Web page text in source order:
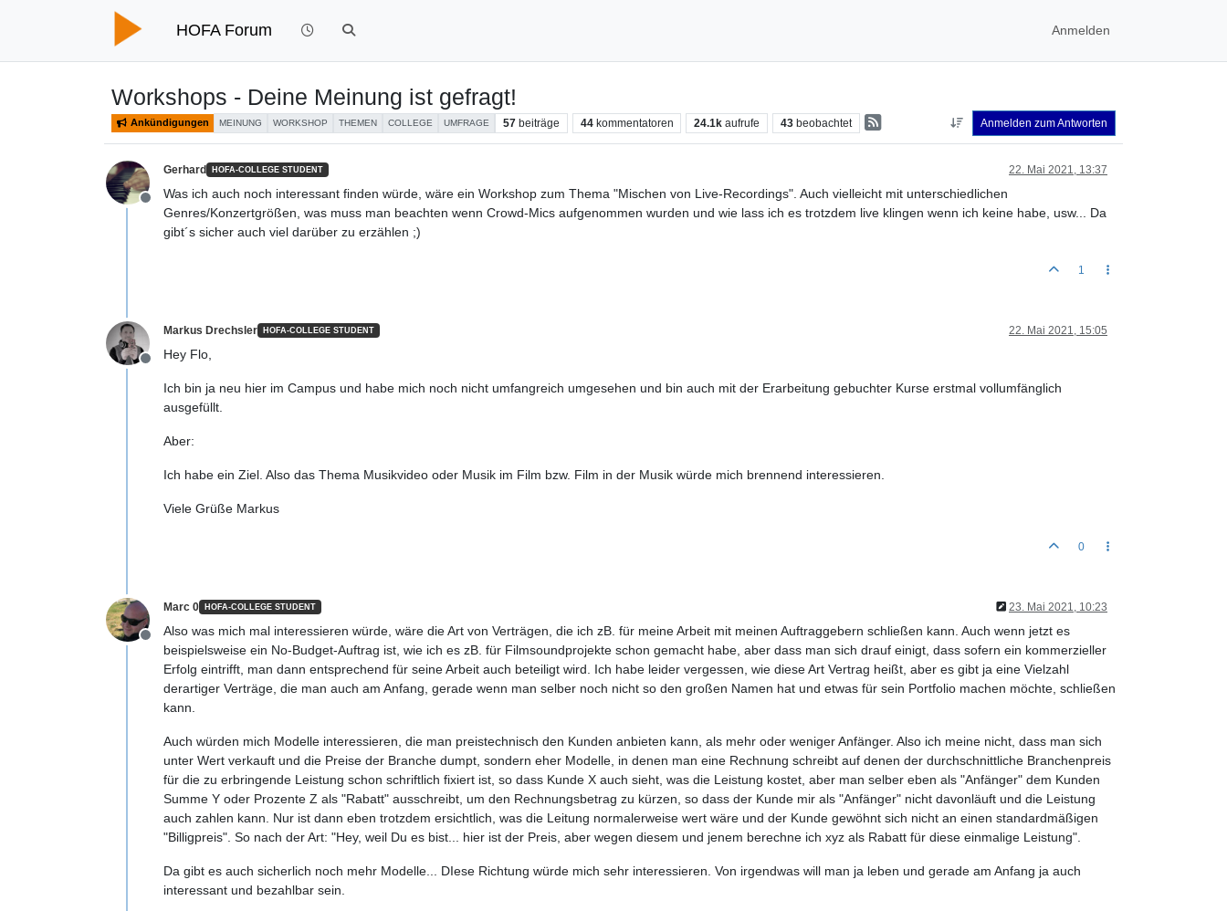
HOFA Forum Anmelden
Workshops - Deine Meinung ist gefragt!
Ankündigungen MEINUNG WORKSHOP THEMEN COLLEGE UMFRAGE 57 beiträge 44 kommentatoren 24.1k aufrufe 43 beobachtet Anmelden zum Antworten
Offline
Gerhard HOFA-COLLEGE STUDENT 22. Mai 2021, 13:37
Was ich auch noch interessant finden würde, wäre ein Workshop zum Thema "Mischen von Live-Recordings". Auch vielleicht mit unterschiedlichen
Genres/Konzertgrößen, was muss man beachten wenn Crowd-Mics aufgenommen wurden und wie lass ich es trotzdem live klingen wenn ich keine habe, usw... Da
gibt´s sicher auch viel darüber zu erzählen ;)
1
Offline
Markus Drechsler HOFA-COLLEGE STUDENT 22. Mai 2021, 15:05
Hey Flo,
Ich bin ja neu hier im Campus und habe mich noch nicht umfangreich umgesehen und bin auch mit der Erarbeitung gebuchter Kurse erstmal vollumfänglich
ausgefüllt.
Aber:
Ich habe ein Ziel. Also das Thema Musikvideo oder Musik im Film bzw. Film in der Musik würde mich brennend interessieren.
Viele Grüße Markus
0
Offline
Marc 0 HOFA-COLLEGE STUDENT 23. Mai 2021, 10:23
Also was mich mal interessieren würde, wäre die Art von Verträgen, die ich zB. für meine Arbeit mit meinen Auftraggebern schließen kann. Auch wenn jetzt es
beispielsweise ein No-Budget-Auftrag ist, wie ich es zB. für Filmsoundprojekte schon gemacht habe, aber dass man sich drauf einigt, dass sofern ein kommerzieller
Erfolg eintrifft, man dann entsprechend für seine Arbeit auch beteiligt wird. Ich habe leider vergessen, wie diese Art Vertrag heißt, aber es gibt ja eine Vielzahl
derartiger Verträge, die man auch am Anfang, gerade wenn man selber noch nicht so den großen Namen hat und etwas für sein Portfolio machen möchte, schließen
kann.
Auch würden mich Modelle interessieren, die man preistechnisch den Kunden anbieten kann, als mehr oder weniger Anfänger. Also ich meine nicht, dass man sich
unter Wert verkauft und die Preise der Branche dumpt, sondern eher Modelle, in denen man eine Rechnung schreibt auf denen der durchschnittliche Branchenpreis
für die zu erbringende Leistung schon schriftlich fixiert ist, so dass Kunde X auch sieht, was die Leistung kostet, aber man selber eben als "Anfänger" dem Kunden
Summe Y oder Prozente Z als "Rabatt" ausschreibt, um den Rechnungsbetrag zu kürzen, so dass der Kunde mir als "Anfänger" nicht davonläuft und die Leistung
auch zahlen kann. Nur ist dann eben trotzdem ersichtlich, was die Leitung normalerweise wert wäre und der Kunde gewöhnt sich nicht an einen standardmäßigen
"Billigpreis". So nach der Art: "Hey, weil Du es bist... hier ist der Preis, aber wegen diesem und jenem berechne ich xyz als Rabatt für diese einmalige Leistung".
Da gibt es auch sicherlich noch mehr Modelle... DIese Richtung würde mich sehr interessieren. Von irgendwas will man ja leben und gerade am Anfang ja auch
interessant und bezahlbar sein.